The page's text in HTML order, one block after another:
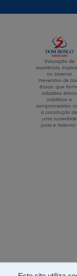
“Educação de
excelência,
no Sistema
Preventivo de
Bosco, que
cidadãos éticos,
solidários e
comprometidos
a construção de
uma sociedade
justa e